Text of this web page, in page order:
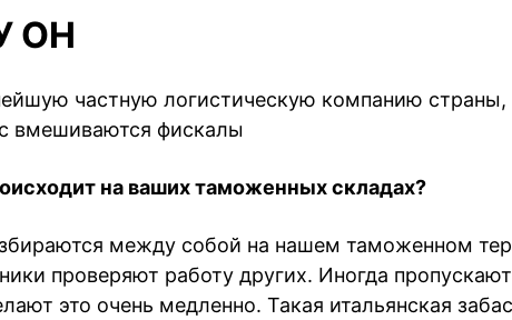
ОН
частную логистическую компанию страны,
вмешиваются фискалы
на ваших таможенных складах?
между собой на нашем таможенном
проверяют работу других. Иногда
это очень медленно. Такая итальянская
РЕКЛАМА